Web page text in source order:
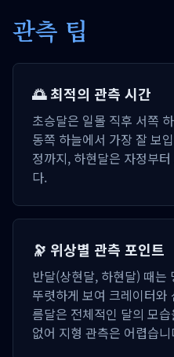
관측 팁
🌅 최적의 관측 시간
초승달은 일몰 직후 서쪽
동쪽 하늘에서 가장 잘 보
정까지, 하현달은 자정부
다.
🔭 위상별 관측 포인트
반달(상현달, 하현달) 때는
뚜렷하게 보여 크레이터와
름달은 전체적인 달의 모
없어 지형 관측은 어렵습